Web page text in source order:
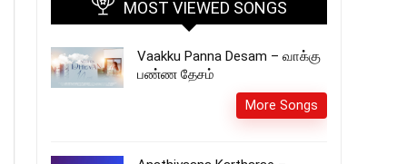
MOST VIEWED SONGS
Vaakku Panna Desam – வாக்கு
பண்ண தேசம்
More Songs